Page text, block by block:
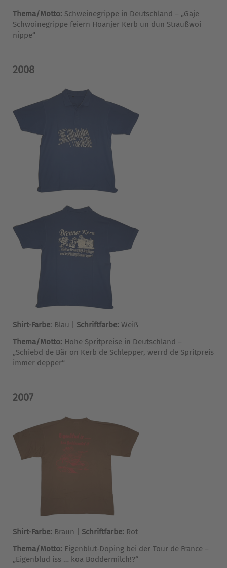
Thema/Motto: Schweinegrippe in Deutschland – „Gäje
Schwoinegrippe feiern Hoanjer Kerb un dun Straußwoi
nippe“
2008
Shirt-Farbe: Blau | Schriftfarbe: Weiß
Thema/Motto: Hohe Spritpreise in Deutschland –
„Schiebd de Bär on Kerb de Schlepper, werrd de Spritpreis
immer depper“
2007
Shirt-Farbe: Braun | Schriftfarbe: Rot
Thema/Motto: Eigenblut-Doping bei der Tour de France –
„Eigenblud iss … koa Boddermilch!?“